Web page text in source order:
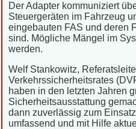
Der Adapter kommuniziert
Steuergeräten im Fahrzeug
eingebauten FAS und deren
sind. Mögliche Mängel im
werden.
Welf Stankowitz,
Verkehrssicherheitsrates
haben in den letzten Jahren
Sicherheitsausstattung
dann zuverlässig zum
umfassend und mit Hilfe